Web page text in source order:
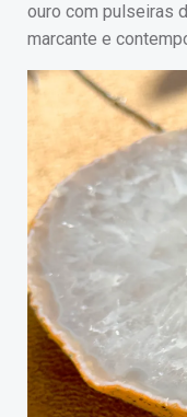
ouro com pulseiras
marcante e